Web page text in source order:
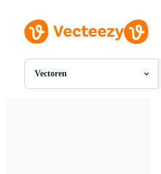
Vectoren
Alle Afbeeldingen